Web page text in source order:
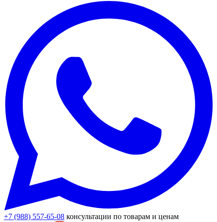
+7 (988) 557-65-08 консультации по товарам и ценам